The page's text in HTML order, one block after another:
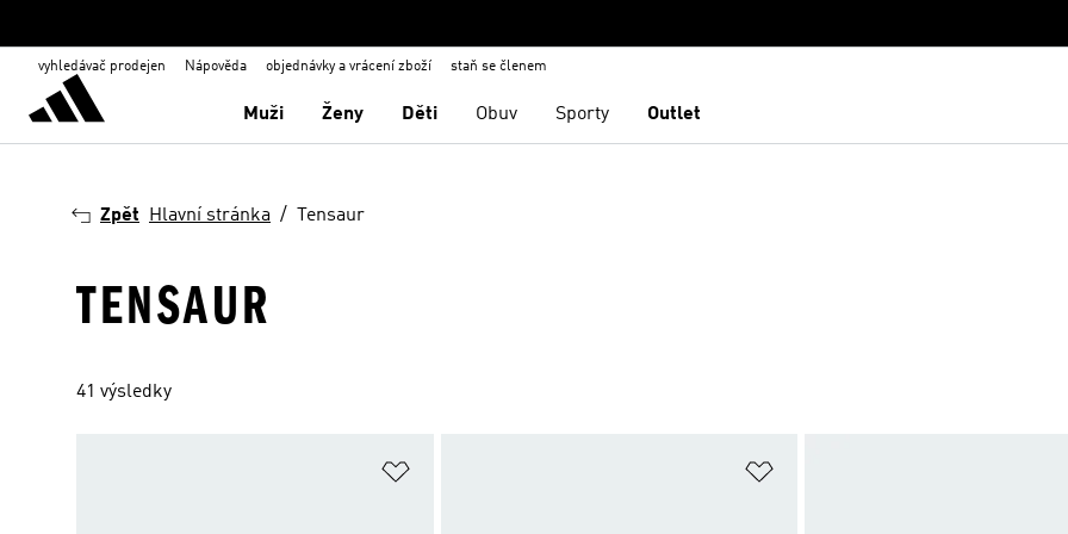
vyhledávač prodejen Nápověda objednávky a vrácení zboží staň se členem
Muži Ženy Děti Obuv Sporty Outlet
Zpět Hlavní stránka Tensaur
TENSAUR
41 výsledky